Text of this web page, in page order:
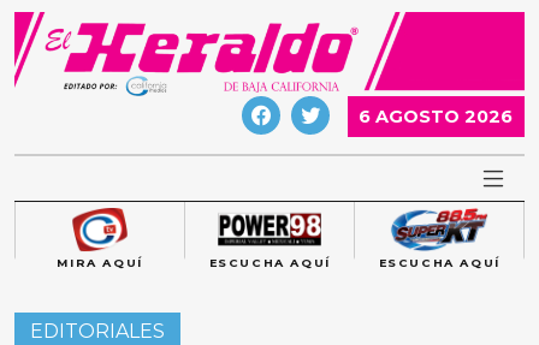
Skip
content
6 AGOSTO 2026
MIRA AQUÍ ESCUCHA AQUÍ ESCUCHA AQUÍ
EDITORIALES